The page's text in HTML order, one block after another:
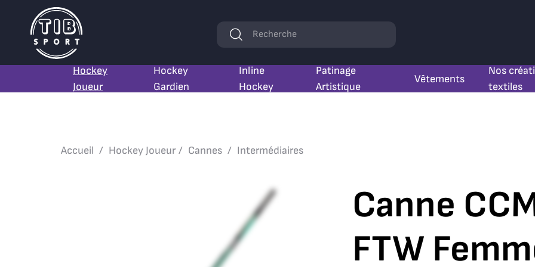
Hockey
Joueur
Hockey
Gardien
Inline
Hockey
Patinage
Artistique
Vêtements
Nos
textiles
Mots
Rechercher
Accueil Hockey Joueur Cannes Intermédiaires
Canne
FTW